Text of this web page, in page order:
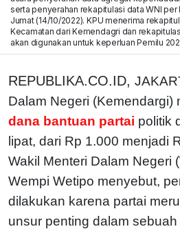
serta penyerahan rekapitulasi data WNI per
Jumat (14/10/2022). KPU menerima
Kecamatan dari Kemendagri dan
akan digunakan untuk keperluan Pemilu
REPUBLIKA.CO.ID,
Dalam Negeri (Kemendargi)
dana bantuan partai politik
lipat, dari Rp 1.000 menjadi
Wakil Menteri Dalam Negeri
Wempi Wetipo menyebut,
dilakukan karena partai
unsur penting dalam